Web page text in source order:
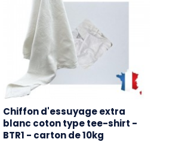
Chiffon d'essuyage extra
blanc coton type tee-shirt -
BTR1 - carton de 10kg